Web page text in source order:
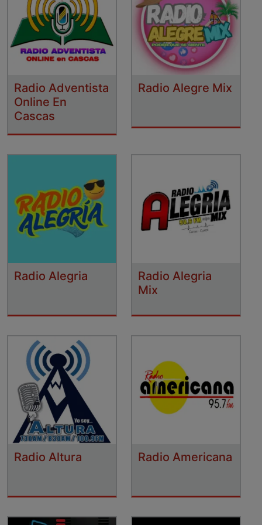
Radio Adventista
Online En
Cascas
Radio Alegre Mix
Radio Alegria
Radio Alegria
Mix
Radio Altura Radio Americana